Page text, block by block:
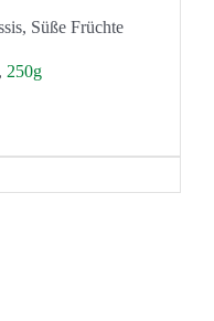
Süße Früchte
250g